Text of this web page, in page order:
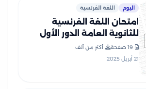
اليوم اللغة الفرنسية
امتحان اللغة الفرنسية
للثانوية العامة الدور الأول
الرسمية
19 صفحة
أكثر من ألف
21 أبريل 2025